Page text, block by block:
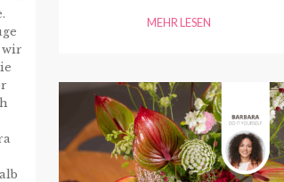
wir
MEHR LESEN